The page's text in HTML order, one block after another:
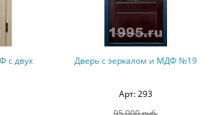
с двух
Дверь с зеркалом и МДФ №19
Арт: 293